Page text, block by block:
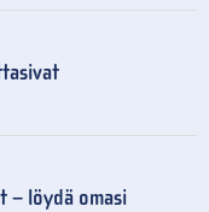
– löydä omasi